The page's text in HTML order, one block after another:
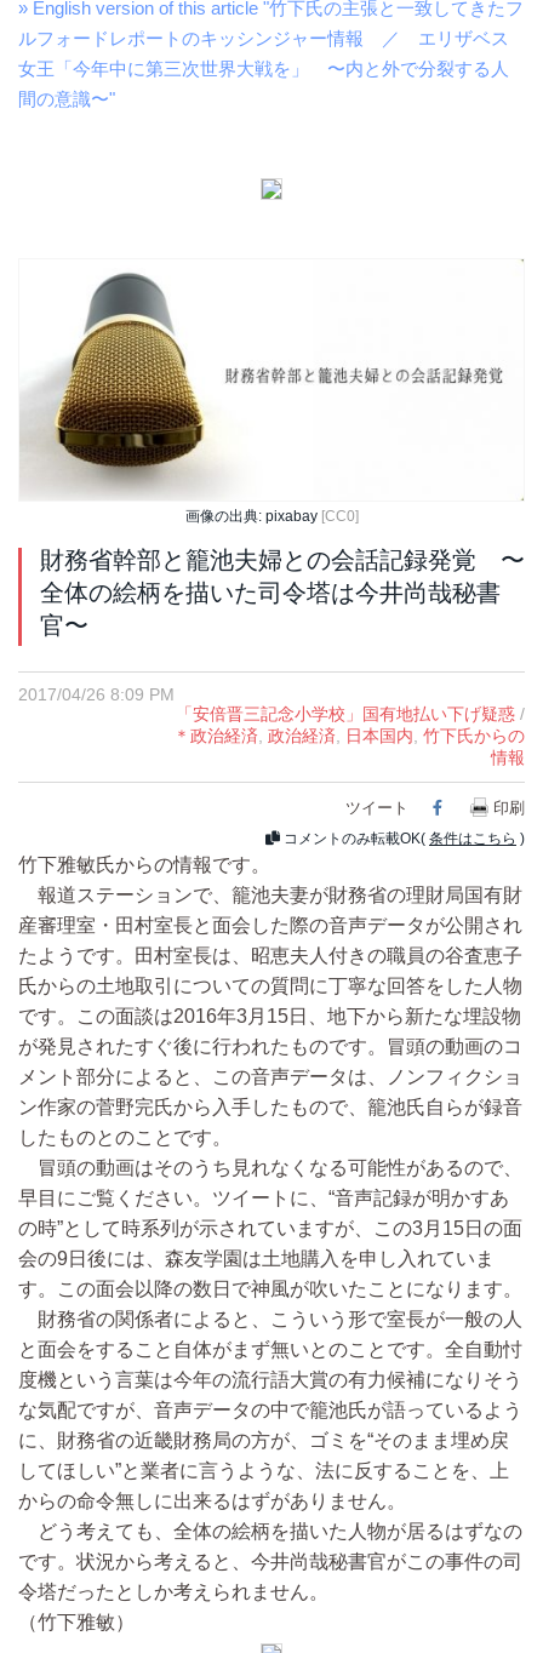
» English version of this article "竹下氏の主張と一致してきたフ
ルフォードレポートのキッシンジャー情報 ／ エリザベス
女王「今年中に第三次世界大戦を」 〜内と外で分裂する人
間の意識〜"
画像の出典: pixabay [CC0]
財務省幹部と籠池夫婦との会話記録発覚 〜
全体の絵柄を描いた司令塔は今井尚哉秘書
官〜
2017/04/26 8:09 PM
「安倍晋三記念小学校」国有地払い下げ疑惑 /
＊政治経済, 政治経済, 日本国内, 竹下氏からの
情報
ツイート Facebook
印刷
コメントのみ転載OK( 条件はこちら )
竹下雅敏氏からの情報です。
報道ステーションで、籠池夫妻が財務省の理財局国有財
産審理室・田村室長と面会した際の音声データが公開され
たようです。田村室長は、昭恵夫人付きの職員の谷査恵子
氏からの土地取引についての質問に丁寧な回答をした人物
です。この面談は2016年3月15日、地下から新たな埋設物
が発見されたすぐ後に行われたものです。冒頭の動画のコ
メント部分によると、この音声データは、ノンフィクショ
ン作家の菅野完氏から入手したもので、籠池氏自らが録音
したものとのことです。
冒頭の動画はそのうち見れなくなる可能性があるので、
早目にご覧ください。ツイートに、“音声記録が明かすあ
の時”として時系列が示されていますが、この3月15日の面
会の9日後には、森友学園は土地購入を申し入れていま
す。この面会以降の数日で神風が吹いたことになります。
財務省の関係者によると、こういう形で室長が一般の人
と面会をすること自体がまず無いとのことです。全自動忖
度機という言葉は今年の流行語大賞の有力候補になりそう
な気配ですが、音声データの中で籠池氏が語っているよう
に、財務省の近畿財務局の方が、ゴミを“そのまま埋め戻
してほしい”と業者に言うような、法に反することを、上
からの命令無しに出来るはずがありません。
どう考えても、全体の絵柄を描いた人物が居るはずなの
です。状況から考えると、今井尚哉秘書官がこの事件の司
令塔だったとしか考えられません。
（竹下雅敏）